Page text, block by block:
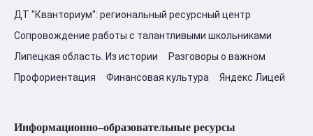
ДТ "Кванториум": региональный ресурсный центр
Сопровождение работы с талантливыми школьниками
Липецкая область. Из истории
Разговоры о важном
Профориентация
Финансовая культура Яндекс Лицей
Информационно–образовательные ресурсы